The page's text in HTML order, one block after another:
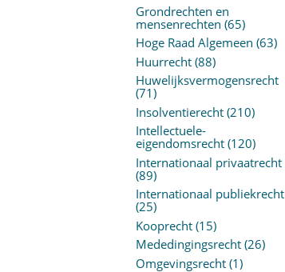
Grondrechten en
mensenrechten (65)
Hoge Raad Algemeen (63)
Huurrecht(88)
Huwelijksvermogensrecht
(71)
Insolventierecht(210)
Intellectuele-
eigendomsrecht(120)
Internationaal privaatrecht
(89)
Internationaal publiekrecht
(25)
Kooprecht(15)
Mededingingsrecht(26)
Omgevingsrecht(1)